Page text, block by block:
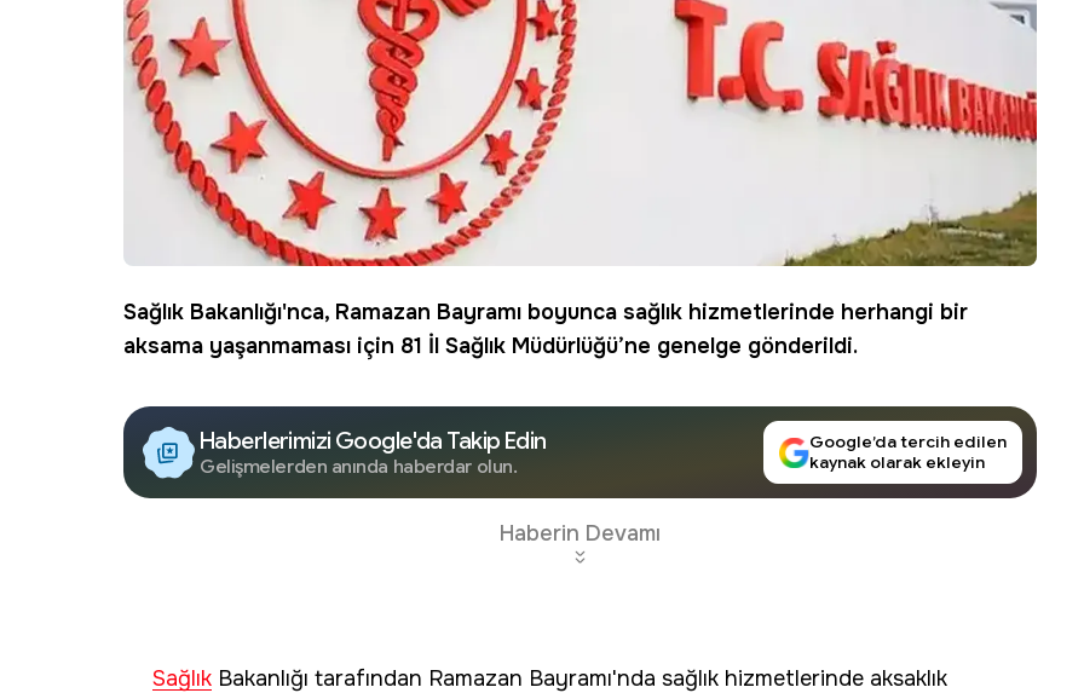
Sağlık Bakanlığı'nca, Ramazan Bayramı boyunca sağlık hizmetlerinde herhangi bir
aksama yaşanmaması için 81 İl Sağlık Müdürlüğü’ne genelge gönderildi.
Haberlerimizi Google'da Takip Edin
Gelişmelerden anında haberdar olun.
Google’da tercih edilen
kaynak olarak ekleyin
Haberin Devamı
Sağlık Bakanlığı tarafından Ramazan Bayramı'nda sağlık hizmetlerinde aksaklık